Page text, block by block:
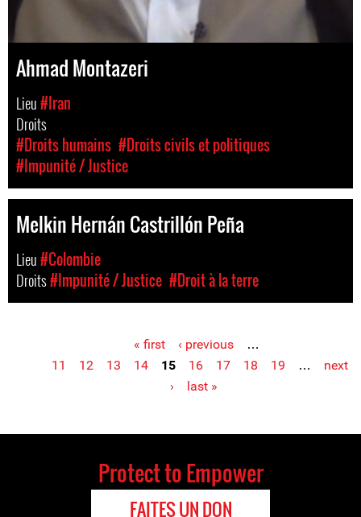
Ahmad Montazeri
Lieu#Iran
Droits
#Droits humains #Droits civils et politiques
#Impunité / Justice
Melkin Hernán Castrillón Peña
Lieu#Colombie
Droits#Impunité / Justice #Droit à la terre
« first ‹ previous
…
11
12 13 14 15 16 17 18 19 …
next
›
last »
Protect to Empower
FAITES UN DON